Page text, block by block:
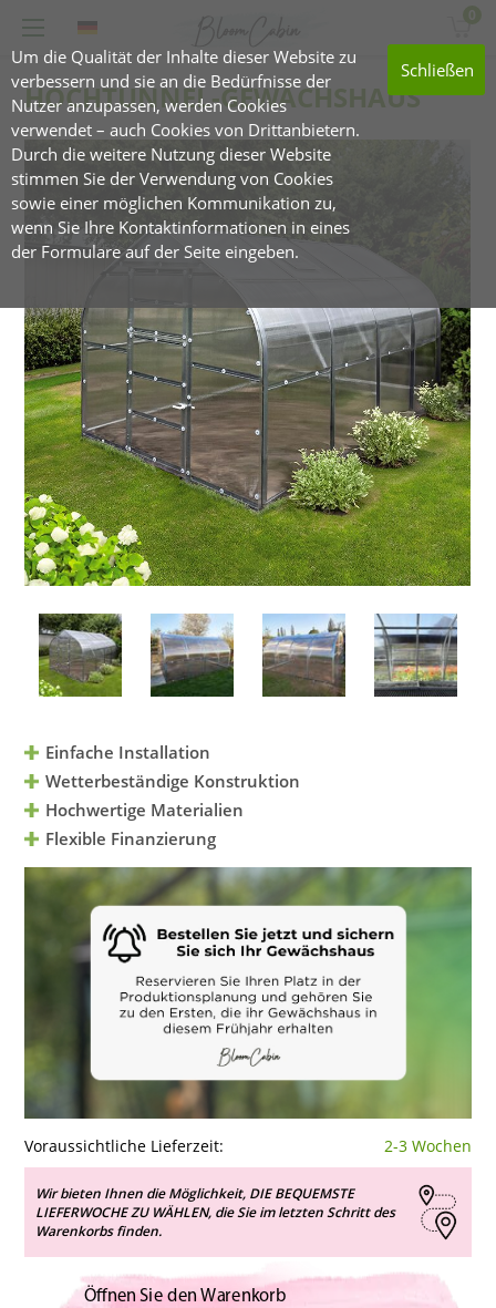
Um die Qualität der Inhalte dieser Website zu
verbessern und sie an die Bedürfnisse der
Nutzer anzupassen, werden Cookies
verwendet – auch Cookies von Drittanbietern.
Durch die weitere Nutzung dieser Website
stimmen Sie der Verwendung von Cookies
sowie einer möglichen Kommunikation zu,
wenn Sie Ihre Kontaktinformationen in eines
der Formulare auf der Seite eingeben.
Schließen
0
HOCHTUNNEL-GEWÄCHSHAUS
Einfache Installation
Wetterbeständige Konstruktion
Hochwertige Materialien
Flexible Finanzierung
Voraussichtliche Lieferzeit: 2-3 Wochen
Wir bieten Ihnen die Möglichkeit, DIE BEQUEMSTE
LIEFERWOCHE ZU WÄHLEN, die Sie im letzten Schritt des
Warenkorbs finden.
Öffnen Sie den Warenkorb